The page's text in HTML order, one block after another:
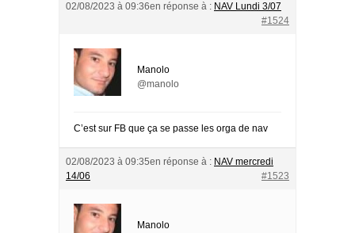
02/08/2023 à 09:36en réponse à : NAV Lundi 3/07
#1524
Manolo
@manolo
C’est sur FB que ça se passe les orga de nav
02/08/2023 à 09:35en réponse à : NAV mercredi
14/06
#1523
Manolo